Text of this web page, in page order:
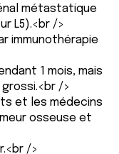
métastatique
L5).<br />
immunothérapie
1 mois, mais
/>
et les médecins
osseuse et
/>